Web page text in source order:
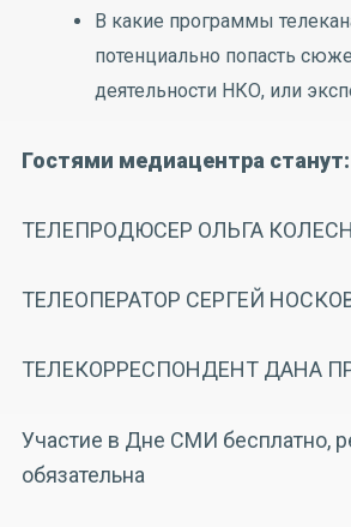
В какие программы
потенциально попасть
деятельности НКО, или
Гостями медиацентра станут:
ТЕЛЕПРОДЮСЕР ОЛЬГА
ТЕЛЕОПЕРАТОР СЕРГЕЙ
ТЕЛЕКОРРЕСПОНДЕНТ ДАНА
Участие в Дне СМИ бесплатно,
обязательна